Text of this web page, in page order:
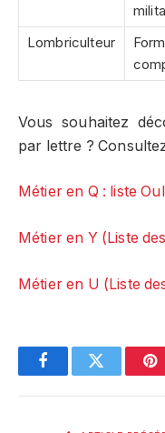
Lombriculteur
Vous souhaitez
par lettre ?
Métier en Q : liste
Métier en Y (Liste
Métier en U (Liste
FacebookTwitter